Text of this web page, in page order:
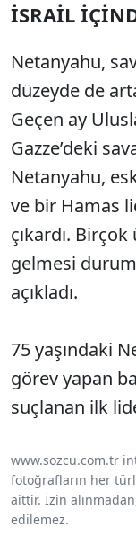
İSRAİL
Netanyahu,
düzeyde de
Geçen ay
Gazze’deki
Netanyahu,
ve bir Hamas
çıkardı.
gelmesi
açıkladı.
75 yaşındaki
görev yapan
suçlanan ilk
www.sozcu.com.tr
fotoğrafların her
aittir. İzin
edilemez.